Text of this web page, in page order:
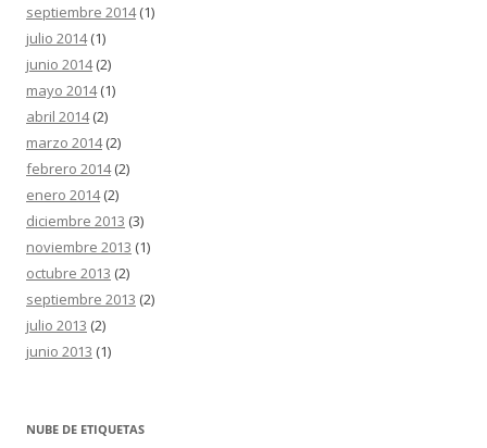
septiembre 2014(1)
julio 2014(1)
junio 2014(2)
mayo 2014(1)
abril 2014(2)
marzo 2014(2)
febrero 2014(2)
enero 2014(2)
diciembre 2013 (3)
noviembre 2013 (1)
octubre 2013 (2)
septiembre 2013 (2)
julio 2013 (2)
junio 2013 (1)
NUBE DE ETIQUETAS